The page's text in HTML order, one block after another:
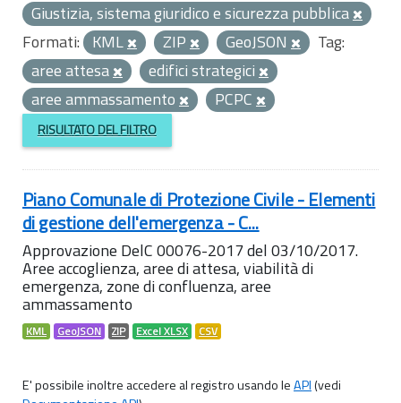
Giustizia, sistema giuridico e sicurezza pubblica
Formati: KML ZIP GeoJSON
Tag:
aree attesa
edifici strategici
aree ammassamento
PCPC
RISULTATO DEL FILTRO
Piano Comunale di Protezione Civile - Elementi
di gestione dell'emergenza - C...
Approvazione DelC 00076-2017 del 03/10/2017.
Aree accoglienza, aree di attesa, viabilità di
emergenza, zone di confluenza, aree
ammassamento
KML GeoJSON ZIP Excel XLSX CSV
E' possibile inoltre accedere al registro usando leAPI(vedi